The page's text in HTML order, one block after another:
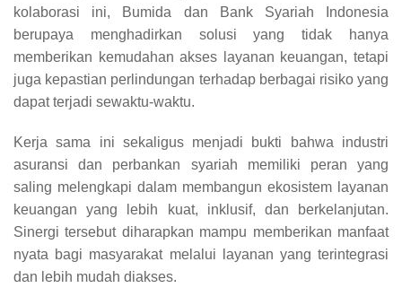
kolaborasi ini, Bumida dan Bank Syariah Indonesia
berupaya menghadirkan solusi yang tidak hanya
memberikan kemudahan akses layanan keuangan, tetapi
juga kepastian perlindungan terhadap berbagai risiko yang
dapat terjadi sewaktu-waktu.
Kerja sama ini sekaligus menjadi bukti bahwa industri
asuransi dan perbankan syariah memiliki peran yang
saling melengkapi dalam membangun ekosistem layanan
keuangan yang lebih kuat, inklusif, dan berkelanjutan.
Sinergi tersebut diharapkan mampu memberikan manfaat
nyata bagi masyarakat melalui layanan yang terintegrasi
dan lebih mudah diakses.